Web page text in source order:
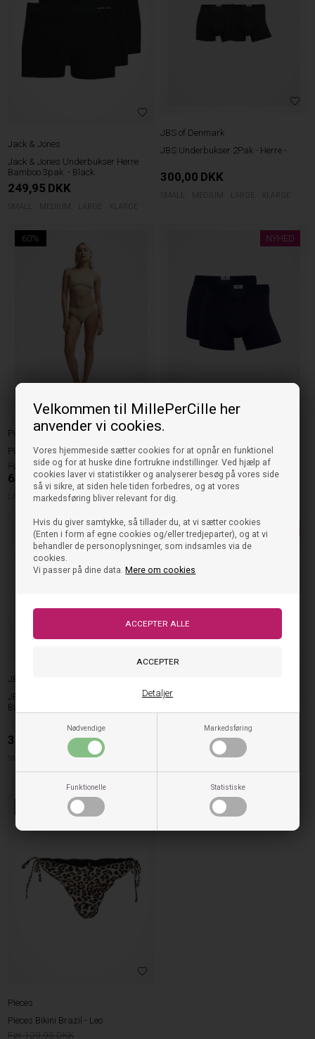
Velkommen til MillePerCille her
anvender vi cookies.
Vores hjemmeside sætter cookies for at opnår en funktionel
side og for at huske dine fortrukne indstillinger. Ved hjælp af
cookies laver vi statistikker og analyserer besøg på vores side
så vi sikre, at siden hele tiden forbedres, og at vores
markedsføring bliver relevant for dig.
Hvis du giver samtykke, så tillader du, at vi sætter cookies
(Enten i form af egne cookies og/eller tredjeparter), og at vi
behandler de personoplysninger, som indsamles via de
cookies.
Vi passer på dine data. Mere om cookies
Nødvendige Markedsføring
Funktionelle Statistiske
Detaljer
Jack & Jones
Jack & Jones Underbukser Herre
Bamboo 3pak. - Black
249,95 DKK
SMALL MEDIUM LARGE XLARGE
JBS of Denmark
JBS Underbukser 2Pak - Herre -
300,00 DKK
SMALL LARGE XLARGE
60%
Pieces
Pieces Underbukser G-streng - Sand
159,95
63,98DKK
XLARGE
NYHED
JBS of Denmark
Bamboo 2.pak - Navy
300,00 DKK
SMALL MEDIUM LARGE
NYHED
JBS of Denmark
JBS UNDERBUKSER 2PAK - HERRE -
BLUE
300,00 DKK
LARGE
Pieces Indershorts - Bright White
DKK
Pieces
Pieces Bikini Brazil - Leo
129,95